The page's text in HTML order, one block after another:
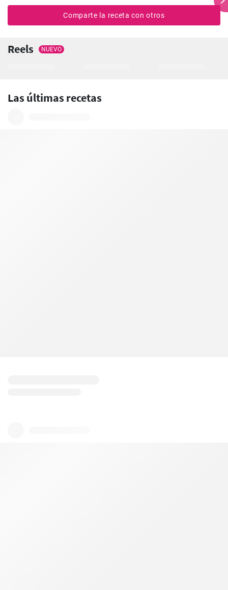
Comparte la receta con otros
Reels NUEVO
Las últimas recetas